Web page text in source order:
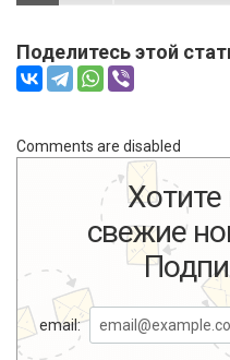
Поделитесь этой
Comments are disabled
Хотите
свежие
email: